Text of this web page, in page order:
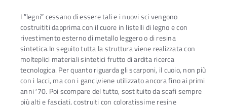
I ″legni″ cessano di essere tali e i nuovi sci vengono
costruititi dapprima con il cuore in listelli di legno e con
rivestimento esterno di metallo leggero o di resina
sintetica.In seguito tutta la struttura viene realizzata con
molteplici materiali sintetici frutto di ardita ricerca
tecnologica. Per quanto riguarda gli scarponi, il cuoio, non più
con i lacci, ma con i ganci,viene utilizzato ancora fino ai primi
anni ′70. Poi scompare del tutto, sostituito da scafi sempre
più alti e fasciati, costruiti con coloratissime resine